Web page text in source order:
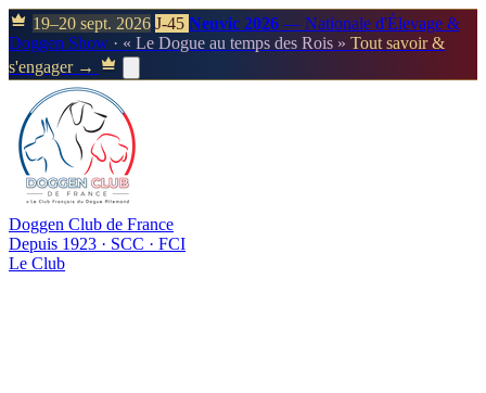
19–20 sept. 2026 J-45 Neuvic 2026 — Nationale d'Élevage &
Doggen Show · « Le Dogue au temps des Rois » Tout savoir &
s'engager →
Doggen Club de France
Depuis 1923 · SCC · FCI
Le Club